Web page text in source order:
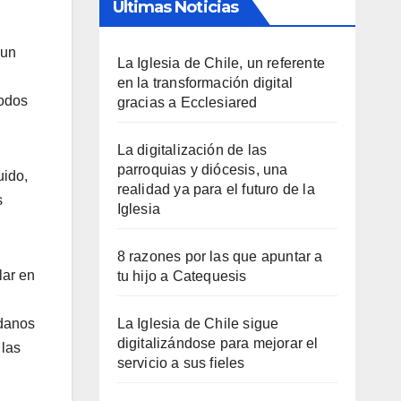
en
Últimas Noticias
La Iglesia de Chile, un referente
en la transformación digital
gracias a Ecclesiared
La digitalización de las
parroquias y diócesis, una
realidad ya para el futuro de la
Iglesia
8 razones por las que apuntar a
tu hijo a Catequesis
La Iglesia de Chile sigue
digitalizándose para mejorar el
servicio a sus fieles